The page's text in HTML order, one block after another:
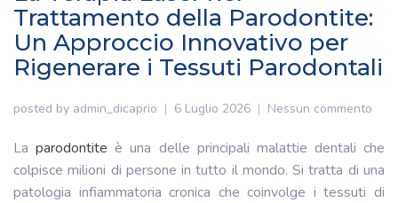
Trattamento della Parodontite:
Un Approccio Innovativo per
Rigenerare i Tessuti Parodontali
posted by admin_dicaprio 6 Luglio 2026 Nessun commento
Laparodontite è una delle principali malattie dentali che
colpisce milioni di persone in tutto il mondo. Si tratta di una
patologia infiammatoria cronica che coinvolge i tessuti di